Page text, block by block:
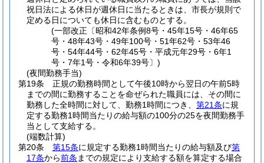
祝日法による休日が週休日に当たるときは、市長が規則で
定める日についても休日に含むものとする。
(一部改正〔昭和42年条例8号・45年15号・46年65
号・48年43号・49年100号・51年62号・53年46
号・54年44号・62年45号・平成元年29号・6年1
号・7年1号・令和6年39号〕)
(夜間勤務手当)
第19条
正規の勤務時間として午後10時から翌日の午前5時
までの間に勤務することを命ぜられた職員には、その間に
勤務した全時間に対して、勤務1時間につき、 第21条に規
定する勤務1時間当たりの給与額の100分の25を夜間勤務手
当として支給する。
(端数計算)
第20条
第15条に規定する勤務1時間当たりの給与額及び第
17条から前条 までの規定により支給する額を算定する場合